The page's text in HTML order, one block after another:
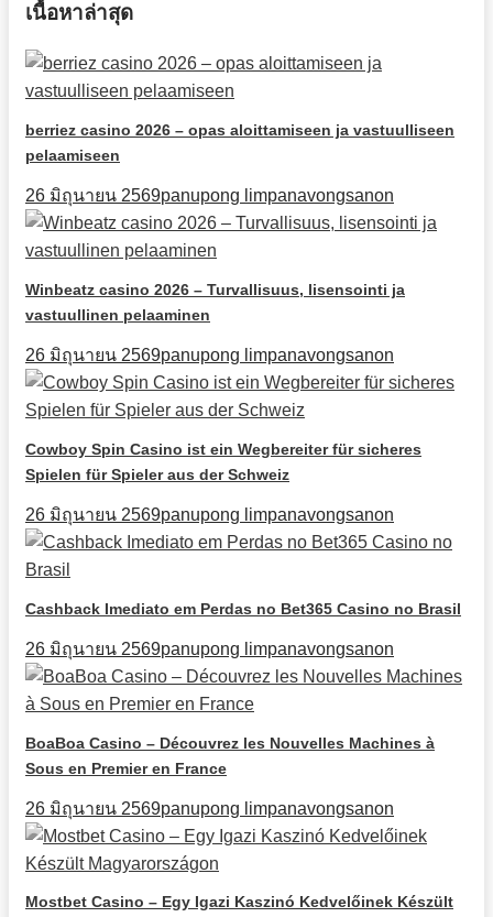
เนื้อหาล่าสุด
berriez casino 2026 – opas aloittamiseen ja vastuulliseen
pelaamiseen
26 มิถุนายน 2569panupong limpanavongsanon
Winbeatz casino 2026 – Turvallisuus, lisensointi ja
vastuullinen pelaaminen
26 มิถุนายน 2569panupong limpanavongsanon
Cowboy Spin Casino ist ein Wegbereiter für sicheres
Spielen für Spieler aus der Schweiz
26 มิถุนายน 2569panupong limpanavongsanon
Cashback Imediato em Perdas no Bet365 Casino no Brasil
26 มิถุนายน 2569panupong limpanavongsanon
BoaBoa Casino – Découvrez les Nouvelles Machines à
Sous en Premier en France
26 มิถุนายน 2569panupong limpanavongsanon
Mostbet Casino – Egy Igazi Kaszinó Kedvelőinek Készült